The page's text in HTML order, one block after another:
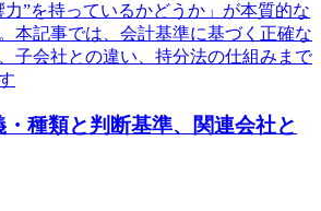
”を持っているかどうか」が本質的な
本記事では、会計基準に基づく正確な
子会社との違い、持分法の仕組みまで
種類と判断基準、関連会社と